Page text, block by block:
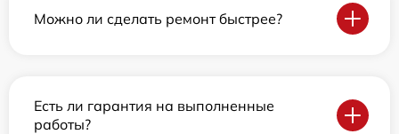
Можно ли сделать ремонт быстрее?
Есть ли гарантия на выполненные
работы?